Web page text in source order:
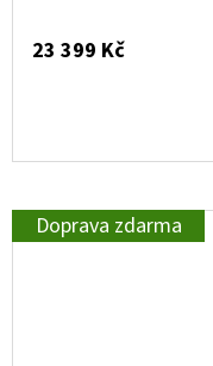
23 399 Kč
Doprava zdarma